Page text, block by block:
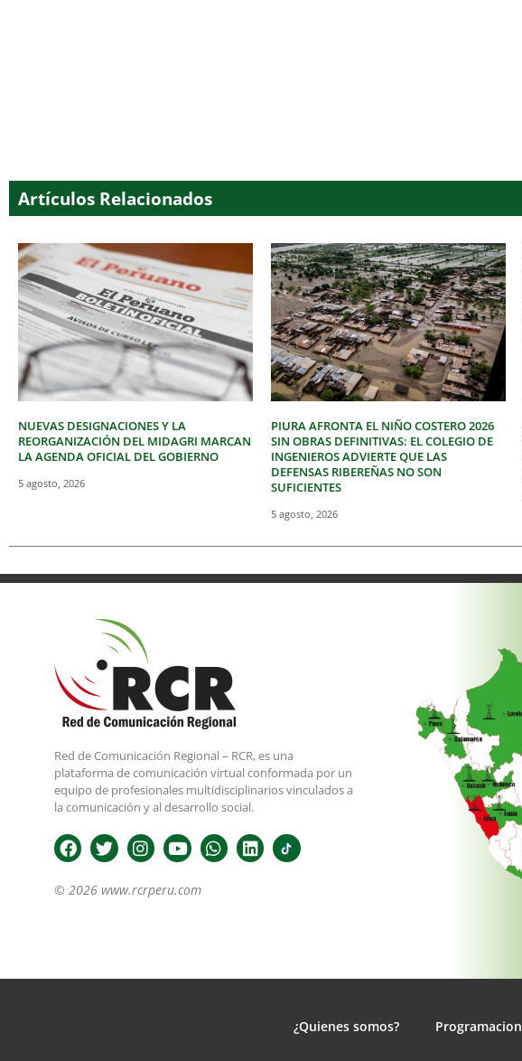
Artículos Relacionados
NUEVAS DESIGNACIONES Y LA
REORGANIZACIÓN DEL MIDAGRI MARCAN
LA AGENDA OFICIAL DEL GOBIERNO
5 agosto, 2026
PIURA AFRONTA EL NIÑO COSTERO 2026
SIN OBRAS DEFINITIVAS: EL COLEGIO DE
INGENIEROS ADVIERTE QUE LAS
DEFENSAS RIBEREÑAS NO SON
SUFICIENTES
5 agosto, 2026
Red de Comunicación Regional – RCR, es una
plataforma de comunicación virtual conformada por un
equipo de profesionales multidisciplinarios vinculados a
la comunicación y al desarrollo social.
© 2026 www.rcrperu.com
¿Quienes somos? Programacion